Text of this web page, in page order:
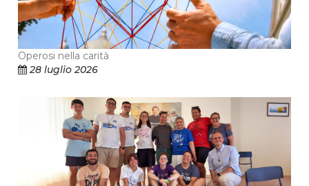
Operosi nella carità
28 luglio 2026